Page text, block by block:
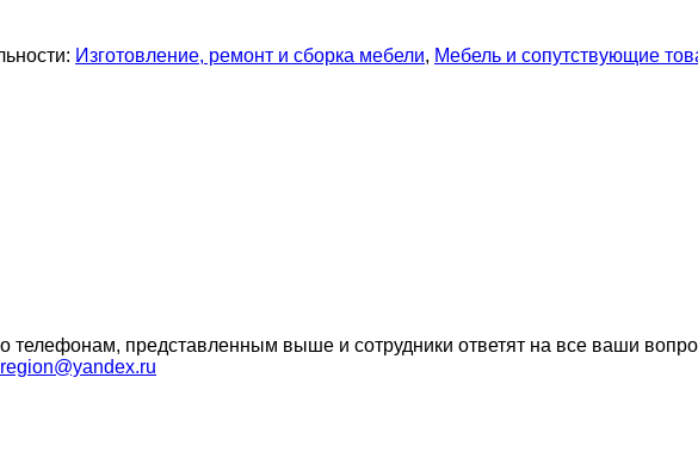
Изготовление, ремонт и сборка мебели, Мебель и сопутствующие
представленным выше и сотрудники ответят на все ваши